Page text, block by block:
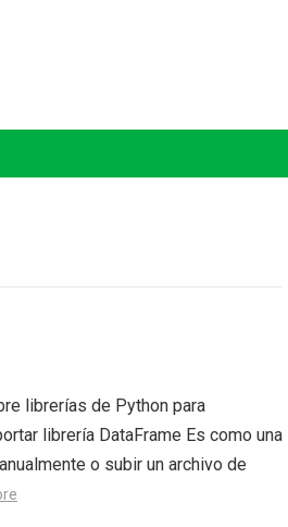
librerías de Python para
librería DataFrame Es como una
o subir un archivo de